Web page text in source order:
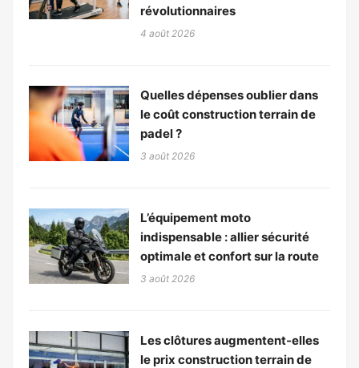
révolutionnaires
4 août 2026
Quelles dépenses oublier dans
le coût construction terrain de
padel ?
3 août 2026
L’équipement moto
indispensable : allier sécurité
optimale et confort sur la route
3 août 2026
Les clôtures augmentent-elles
le prix construction terrain de